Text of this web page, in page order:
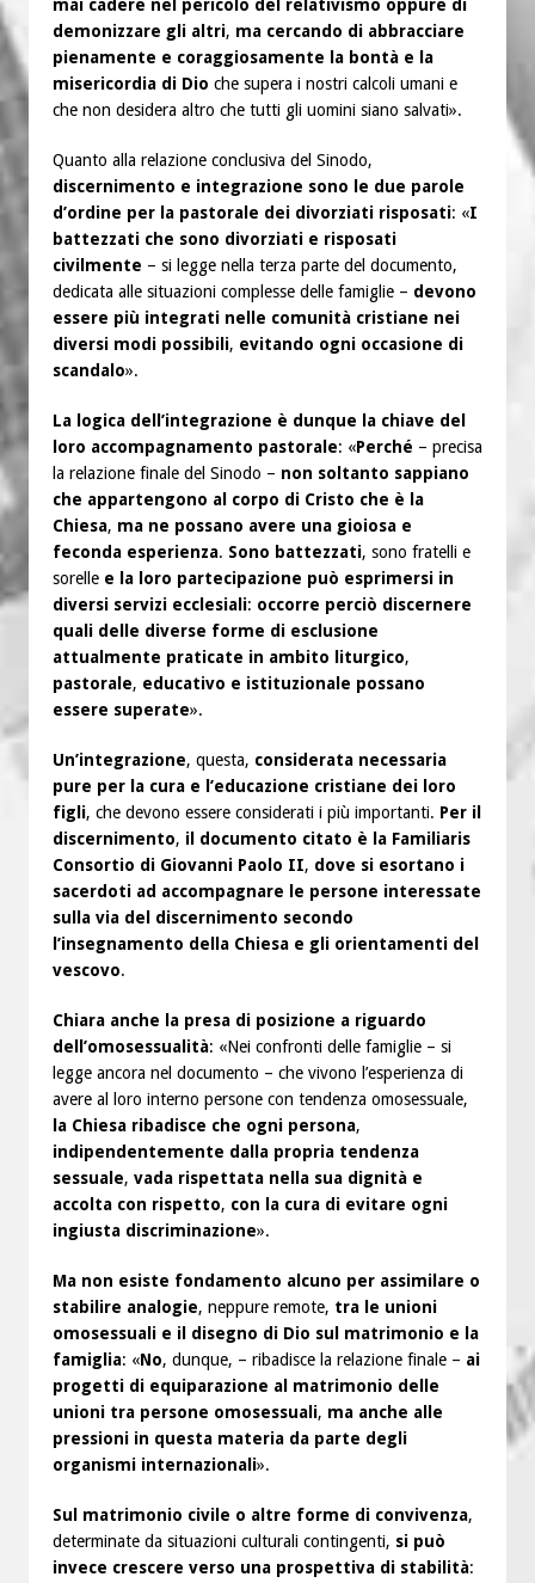
mai cadere nel pericolo del relativismo oppure di
demonizzare gli altri, ma cercando di abbracciare
pienamente e coraggiosamente la bontà e la
misericordia di Dio che supera i nostri calcoli umani e
che non desidera altro che tutti gli uomini siano salvati».
Quanto alla relazione conclusiva del Sinodo,
discernimento e integrazione sono le due parole
d’ordine per la pastorale dei divorziati risposati: «I
battezzati che sono divorziati e risposati
civilmente – si legge nella terza parte del documento,
dedicata alle situazioni complesse delle famiglie – devono
essere più integrati nelle comunità cristiane nei
diversi modi possibili, evitando ogni occasione di
scandalo».
La logica dell’integrazione è dunque la chiave del
loro accompagnamento pastorale: «Perché – precisa
la relazione finale del Sinodo – non soltanto sappiano
che appartengono al corpo di Cristo che è la
Chiesa, ma ne possano avere una gioiosa e
feconda esperienza. Sono battezzati, sono fratelli e
sorelle e la loro partecipazione può esprimersi in
diversi servizi ecclesiali: occorre perciò discernere
quali delle diverse forme di esclusione
attualmente praticate in ambito liturgico,
pastorale, educativo e istituzionale possano
essere superate».
Un’integrazione, questa, considerata necessaria
pure per la cura e l’educazione cristiane dei loro
figli, che devono essere considerati i più importanti. Per il
discernimento, il documento citato è la Familiaris
Consortio di Giovanni Paolo II, dove si esortano i
sacerdoti ad accompagnare le persone interessate
sulla via del discernimento secondo
l’insegnamento della Chiesa e gli orientamenti del
vescovo.
Chiara anche la presa di posizione a riguardo
dell’omosessualità: «Nei confronti delle famiglie – si
legge ancora nel documento – che vivono l’esperienza di
avere al loro interno persone con tendenza omosessuale,
la Chiesa ribadisce che ogni persona,
indipendentemente dalla propria tendenza
sessuale, vada rispettata nella sua dignità e
accolta con rispetto, con la cura di evitare ogni
ingiusta discriminazione».
Ma non esiste fondamento alcuno per assimilare o
stabilire analogie, neppure remote, tra le unioni
omosessuali e il disegno di Dio sul matrimonio e la
famiglia: «No, dunque, – ribadisce la relazione finale – ai
progetti di equiparazione al matrimonio delle
unioni tra persone omosessuali, ma anche alle
pressioni in questa materia da parte degli
organismi internazionali».
Sul matrimonio civile o altre forme di convivenza,
determinate da situazioni culturali contingenti, si può
invece crescere verso una prospettiva di stabilità: